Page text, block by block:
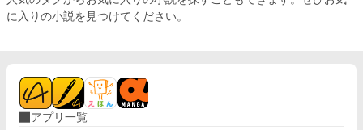
に入りの小説を見つけてください。
アプリ一覧